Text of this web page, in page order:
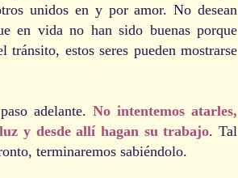
unidos en y por amor. No desean
en vida no han sido buenas porque
estos seres pueden mostrarse
adelante. No intentemos atarles,
y desde allí hagan su trabajo. Tal
terminaremos sabiéndolo.